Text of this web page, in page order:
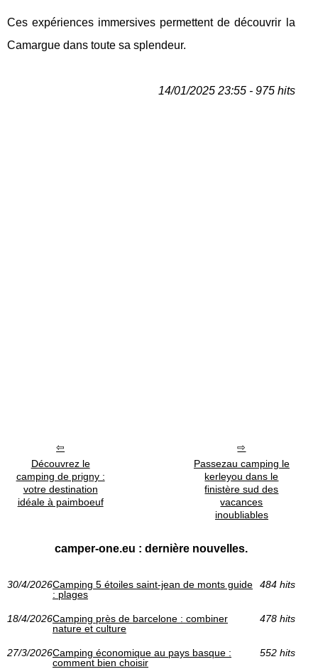
Ces expériences immersives permettent de découvrir la
Camargue dans toute sa splendeur.
14/01/2025 23:55 - 975 hits
Découvrez le
camping de prigny :
votre destination
idéale à paimboeuf
Passezau camping le
kerleyou dans le
finistère sud des
vacances
inoubliables
camper-one.eu : dernière nouvelles.
30/4/2026Camping 5 étoiles saint-jean de monts guide
: plages
484 hits
18/4/2026Camping près de barcelone : combiner
nature et culture
478 hits
27/3/2026Camping économique au pays basque :
comment bien choisir
552 hits